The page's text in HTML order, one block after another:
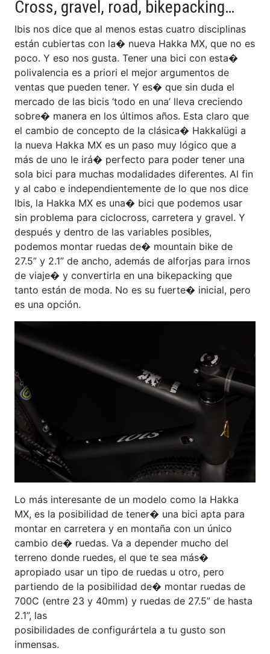
Cross, gravel, road, bikepacking…
Ibis nos dice que al menos estas cuatro disciplinas
están cubiertas con la� nueva Hakka MX, que no es
poco. Y eso nos gusta. Tener una bici con esta�
polivalencia es a priori el mejor argumentos de
ventas que pueden tener. Y es� que sin duda el
mercado de las bicis ‘todo en una’ lleva creciendo
sobre� manera en los últimos años. Esta claro que
el cambio de concepto de la clásica� Hakkalügi a
la nueva Hakka MX es un paso muy lógico que a
más de uno le irá� perfecto para poder tener una
sola bici para muchas modalidades diferentes. Al fin
y al cabo e independientemente de lo que nos dice
Ibis, la Hakka MX es una� bici que podemos usar
sin problema para ciclocross, carretera y gravel. Y
después y dentro de las variables posibles,
podemos montar ruedas de� mountain bike de
27.5” y 2.1” de ancho, además de alforjas para irnos
de viaje� y convertirla en una bikepacking que
tanto están de moda. No es su fuerte� inicial, pero
es una opción.
Lo más interesante de un modelo como la Hakka
MX, es la posibilidad de tener� una bici apta para
montar en carretera y en montaña con un único
cambio de� ruedas. Va a depender mucho del
terreno donde ruedes, el que te sea más�
apropiado usar un tipo de ruedas u otro, pero
partiendo de la posibilidad de� montar ruedas de
700C (entre 23 y 40mm) y ruedas de 27.5” de hasta
2.1”, las
posibilidades de configurártela a tu gusto son
inmensas.